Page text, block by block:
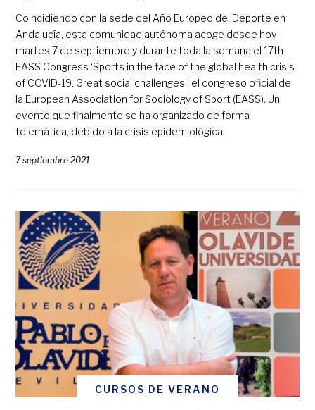
Coincidiendo con la sede del Año Europeo del Deporte en
Andalucía, esta comunidad autónoma acoge desde hoy
martes 7 de septiembre y durante toda la semana el 17th
EASS Congress ‘Sports in the face of the global health crisis
of COVID-19. Great social challenges’, el congreso oficial de
la European Association for Sociology of Sport (EASS). Un
evento que finalmente se ha organizado de forma
telemática, debido a la crisis epidemiológica.
7 septiembre 2021
CURSOS DE VERANO